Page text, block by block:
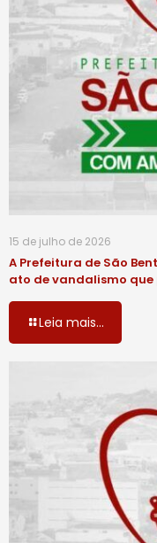
15 de julho de 2026
A Prefeitura de São
ato de vandalismo
Leia mais...